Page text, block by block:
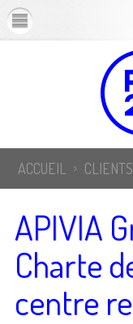
ACCUEIL CLIENTS
APIVIA
Charte
centre